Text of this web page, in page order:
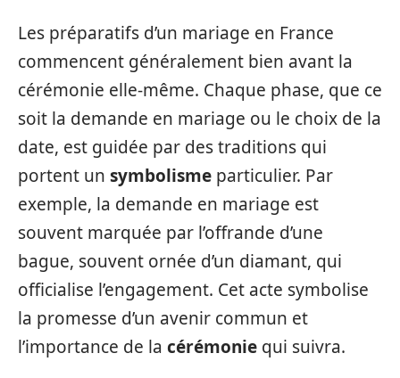
Les préparatifs d’un mariage en France
commencent généralement bien avant la
cérémonie elle-même. Chaque phase, que ce
soit la demande en mariage ou le choix de la
date, est guidée par des traditions qui
portent un symbolisme particulier. Par
exemple, la demande en mariage est
souvent marquée par l’offrande d’une
bague, souvent ornée d’un diamant, qui
officialise l’engagement. Cet acte symbolise
la promesse d’un avenir commun et
l’importance de la cérémonie qui suivra.